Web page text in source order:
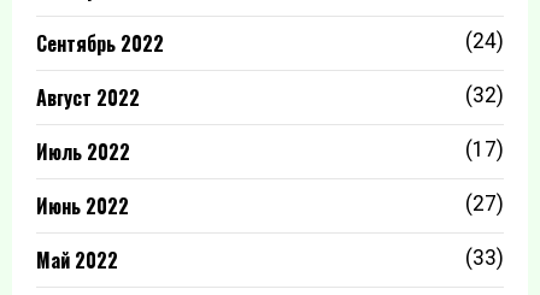
Сентябрь 2022 (24)
Август 2022 (32)
Июль 2022 (17)
Июнь 2022 (27)
Май 2022 (33)